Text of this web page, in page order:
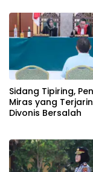
Bungkam
Sidang Tipiring,
Miras yang
Divonis Bersalah